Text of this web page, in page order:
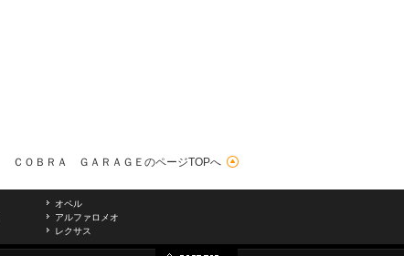
ＣＯＢＲＡ ＧＡＲＡＧＥのページTOPへ
オペル
アルファロメオ
レクサス